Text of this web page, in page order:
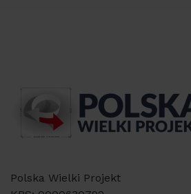
Polska Wielki Projekt